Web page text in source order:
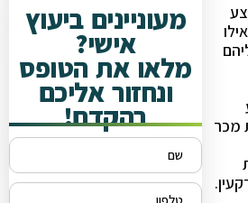
מעוניינים ביעוץ
אישי?
מלאו את הטופס
ונחזור אליכם
בהקדם!